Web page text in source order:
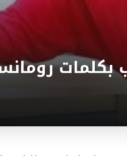
بكلمات